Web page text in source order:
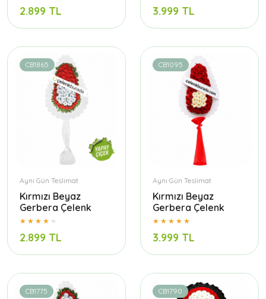
2.899 TL 3.999 TL
CB1865
Aynı Gün Teslimat
Kırmızı Beyaz
Gerbera Çelenk
2.899 TL
CB1095
Aynı Gün Teslimat
Kırmızı Beyaz
Gerbera Çelenk
3.999 TL
CB1775 CB1790